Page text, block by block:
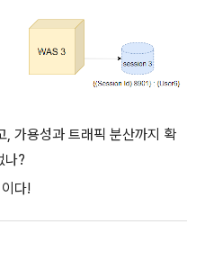
, 가용성과 트래픽 분산까지 확
나?
다!